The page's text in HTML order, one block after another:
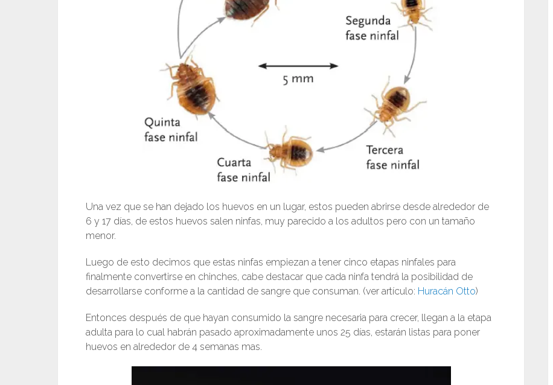
Una vez que se han dejado los huevos en un lugar, estos pueden abrirse desde alrededor de
6 y 17 días, de estos huevos salen ninfas, muy parecido a los adultos pero con un tamaño
menor.
Luego de esto decimos que estas ninfas empiezan a tener cinco etapas ninfales para
finalmente convertirse en chinches, cabe destacar que cada ninfa tendrá la posibilidad de
desarrollarse conforme a la cantidad de sangre que consuman. (ver artículo: Huracán Otto)
Entonces después de que hayan consumido la sangre necesaria para crecer, llegan a la etapa
adulta para lo cual habrán pasado aproximadamente unos 25 días, estarán listas para poner
huevos en alrededor de 4 semanas mas.